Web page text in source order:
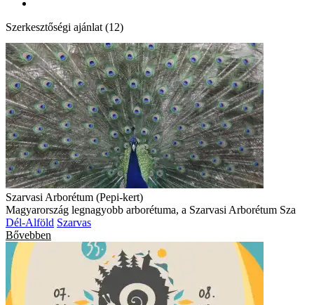
Szerkesztőségi ajánlat (12)
Szarvasi Arborétum (Pepi-kert)
Magyarország legnagyobb arborétuma, a Szarvasi Arborétum Sza
Dél-Alföld Szarvas
Bővebben